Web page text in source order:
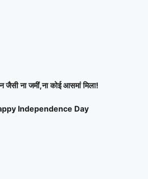
जैसी ना जमीं,ना कोई आसमां मिला!
Independence Day